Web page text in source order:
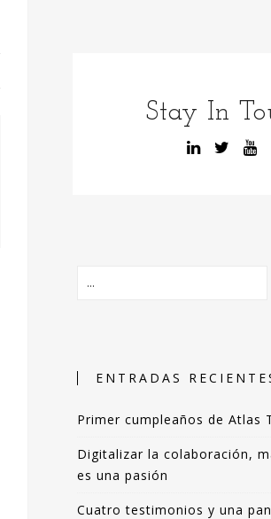
Stay In
ENTRADAS
Primer cumpleaños de Atlas
Digitalizar la colaboración,
es una pasión
Cuatro testimonios y una